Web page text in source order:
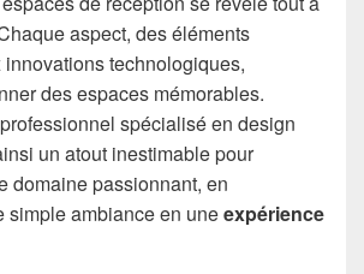
aspect, des éléments
technologiques,
des espaces mémorables.
professionnel spécialisé en design
un atout inestimable pour
domaine passionnant, en
simple ambiance en uneexpérience